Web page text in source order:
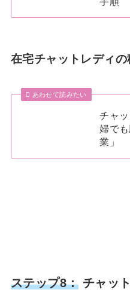
在宅チャットレディの
あわせて読みたい
チャ
婦で
業」
ステップ8： チャッ